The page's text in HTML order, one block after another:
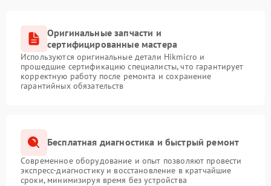
Оригинальные запчасти и
сертифицированные мастера
Используются оригинальные детали Hikmicro и
прошедшие сертификацию специалисты, что гарантирует
корректную работу после ремонта и сохранение
гарантийных обязательств
Бесплатная диагностика и быстрый ремонт
Современное оборудование и опыт позволяют провести
экспресс-диагностику и восстановление в кратчайшие
сроки, минимизируя время без устройства